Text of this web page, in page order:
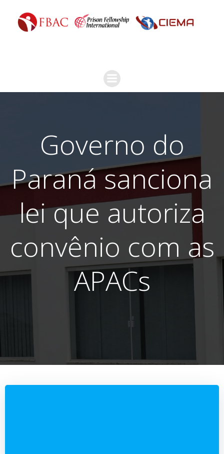
Governo do
Paraná sanciona
lei que autoriza
convênio com as
APACs